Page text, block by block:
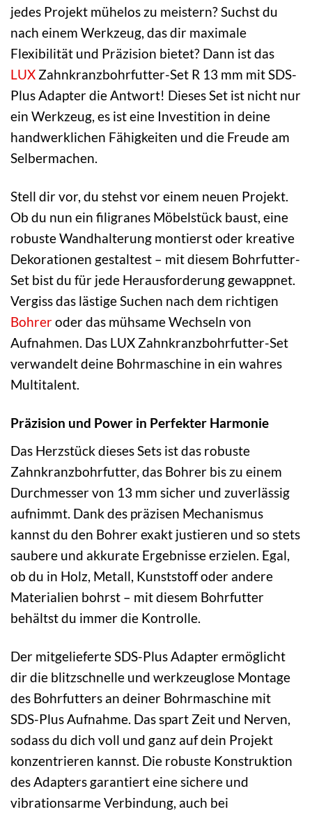
jedes Projekt mühelos zu meistern? Suchst du
nach einem Werkzeug, das dir maximale
Flexibilität und Präzision bietet? Dann ist das
LUX Zahnkranzbohrfutter-Set R 13 mm mit SDS-
Plus Adapter die Antwort! Dieses Set ist nicht nur
ein Werkzeug, es ist eine Investition in deine
handwerklichen Fähigkeiten und die Freude am
Selbermachen.
Stell dir vor, du stehst vor einem neuen Projekt.
Ob du nun ein filigranes Möbelstück baust, eine
robuste Wandhalterung montierst oder kreative
Dekorationen gestaltest – mit diesem Bohrfutter-
Set bist du für jede Herausforderung gewappnet.
Vergiss das lästige Suchen nach dem richtigen
Bohreroder das mühsame Wechseln von
Aufnahmen. Das LUX Zahnkranzbohrfutter-Set
verwandelt deine Bohrmaschine in ein wahres
Multitalent.
Präzision und Power in Perfekter Harmonie
Das Herzstück dieses Sets ist das robuste
Zahnkranzbohrfutter, das Bohrer bis zu einem
Durchmesser von 13 mm sicher und zuverlässig
aufnimmt. Dank des präzisen Mechanismus
kannst du den Bohrer exakt justieren und so stets
saubere und akkurate Ergebnisse erzielen. Egal,
ob du in Holz, Metall, Kunststoff oder andere
Materialien bohrst – mit diesem Bohrfutter
behältst du immer die Kontrolle.
Der mitgelieferte SDS-Plus Adapter ermöglicht
dir die blitzschnelle und werkzeuglose Montage
des Bohrfutters an deiner Bohrmaschine mit
SDS-Plus Aufnahme. Das spart Zeit und Nerven,
sodass du dich voll und ganz auf dein Projekt
konzentrieren kannst. Die robuste Konstruktion
des Adapters garantiert eine sichere und
vibrationsarme Verbindung, auch bei